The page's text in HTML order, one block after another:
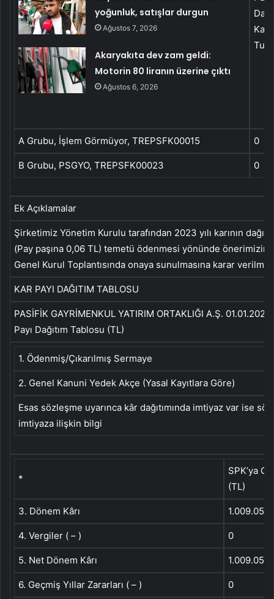
yoğunluk, satışlar durgun
Ağustos 7, 2026
Akaryakıta dev zam geldi:
Motorin 80 liranın üzerine çıktı
Ağustos 6, 2026
Kar
A Grubu, İşlem Görmüyor, TREPSFK00015 0
B Grubu, PSGYO, TREPSFK00023 0
Ek Açıklamalar
Şirketimiz Yönetim Kurulu tarafından 2023 yılı karının
(Pay paşına 0,06 TL) temetü ödenmesi yönünde önerimizin
Genel Kurul Toplantısında onaya sunulmasına karar
KAR PAYI DAĞITIM TABLOSU
PASİFİK GAYRİMENKUL YATIRIM ORTAKLIĞI A.Ş.
Payı Dağıtım Tablosu (TL)
1. Ödenmiş/Çıkarılmış Sermaye
2. Genel Kanuni Yedek Akçe (Yasal Kayıtlara Göre)
Esas sözleşme uyarınca kâr dağıtımında imtiyaz var ise
imtiyaza ilişkin bilgi
*
SPK’ya
(TL)
3. Dönem Kârı
4. Vergiler ( – ) 0
5. Net Dönem Kârı
6. Geçmiş Yıllar Zararları ( – ) 0